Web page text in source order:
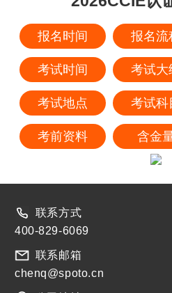
报名时间 报名流
考试时间 考试大
考试地点 考试科
考前资料 含金
联系方式
400-829-6069
联系邮箱
chenq@spoto.cn